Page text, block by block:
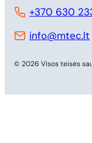
+370 630
info@mtec.lt
© 2026 Visos teisės